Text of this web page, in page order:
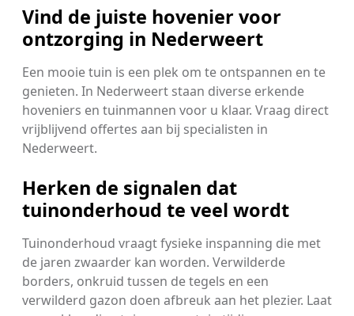
Vind de juiste hovenier voor
ontzorging in Nederweert
Een mooie tuin is een plek om te ontspannen en te
genieten. In Nederweert staan diverse erkende
hoveniers en tuinmannen voor u klaar. Vraag direct
vrijblijvend offertes aan bij specialisten in
Nederweert.
Herken de signalen dat
tuinonderhoud te veel wordt
Tuinonderhoud vraagt fysieke inspanning die met
de jaren zwaarder kan worden. Verwilderde
borders, onkruid tussen de tegels en een
verwilderd gazon doen afbreuk aan het plezier. Laat